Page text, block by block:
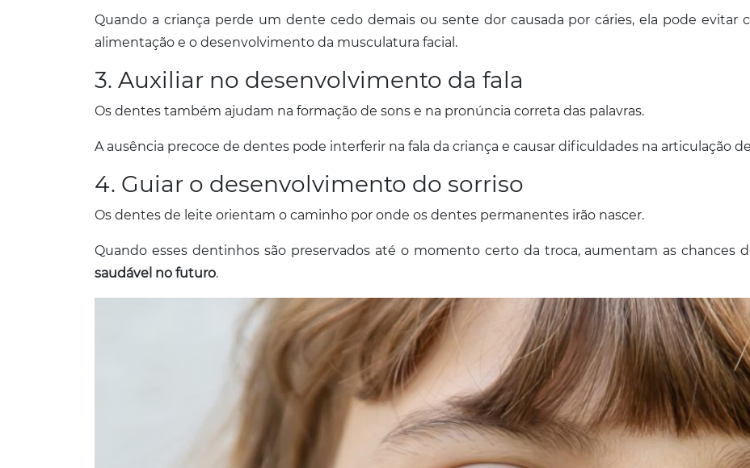
Quando a criança perde um dente cedo demais ou sente dor causada por cáries, ela pode evitar
alimentação e o desenvolvimento da musculatura facial.
3. Auxiliar no desenvolvimento da fala
Os dentes também ajudam na formação de sons e na pronúncia correta das palavras.
A ausência precoce de dentes pode interferir na fala da criança e causar dificuldades na articulação
4. Guiar o desenvolvimento do sorriso
Os dentes de leite orientam o caminho por onde os dentes permanentes irão nascer.
Quando esses dentinhos são preservados até o momento certo da troca, aumentam as chances
saudável no futuro.